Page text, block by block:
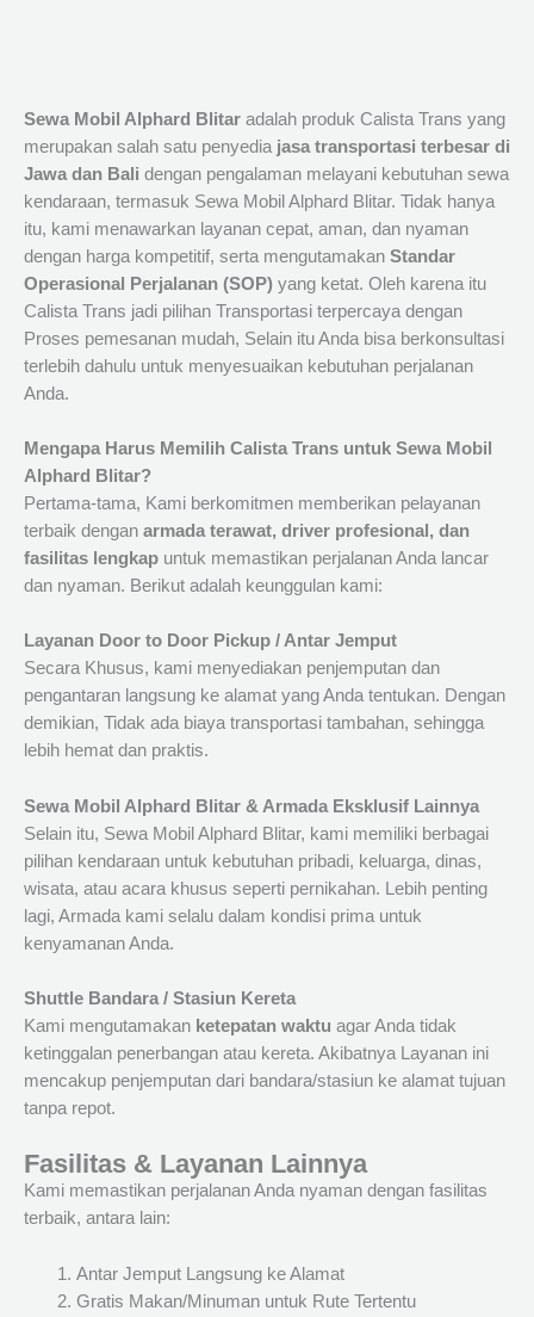
Sewa Mobil Alphard Blitar adalah produk Calista Trans yang
merupakan salah satu penyedia jasa transportasi terbesar di
Jawa dan Bali dengan pengalaman melayani kebutuhan sewa
kendaraan, termasuk Sewa Mobil Alphard Blitar. Tidak hanya
itu, kami menawarkan layanan cepat, aman, dan nyaman
dengan harga kompetitif, serta mengutamakan Standar
Operasional Perjalanan (SOP) yang ketat. Oleh karena itu
Calista Trans jadi pilihan Transportasi terpercaya dengan
Proses pemesanan mudah, Selain itu Anda bisa berkonsultasi
terlebih dahulu untuk menyesuaikan kebutuhan perjalanan
Anda.
Mengapa Harus Memilih Calista Trans untuk Sewa Mobil
Alphard Blitar?
Pertama-tama, Kami berkomitmen memberikan pelayanan
terbaik dengan armada terawat, driver profesional, dan
fasilitas lengkap untuk memastikan perjalanan Anda lancar
dan nyaman. Berikut adalah keunggulan kami:
Layanan Door to Door Pickup / Antar Jemput
Secara Khusus, kami menyediakan penjemputan dan
pengantaran langsung ke alamat yang Anda tentukan. Dengan
demikian, Tidak ada biaya transportasi tambahan, sehingga
lebih hemat dan praktis.
Sewa Mobil Alphard Blitar & Armada Eksklusif Lainnya
Selain itu, Sewa Mobil Alphard Blitar, kami memiliki berbagai
pilihan kendaraan untuk kebutuhan pribadi, keluarga, dinas,
wisata, atau acara khusus seperti pernikahan. Lebih penting
lagi, Armada kami selalu dalam kondisi prima untuk
kenyamanan Anda.
Shuttle Bandara / Stasiun Kereta
Kami mengutamakan ketepatan waktu agar Anda tidak
ketinggalan penerbangan atau kereta. Akibatnya Layanan ini
mencakup penjemputan dari bandara/stasiun ke alamat tujuan
tanpa repot.
Fasilitas & Layanan Lainnya
Kami memastikan perjalanan Anda nyaman dengan fasilitas
terbaik, antara lain:
Antar Jemput Langsung ke Alamat
Gratis Makan/Minuman untuk Rute Tertentu